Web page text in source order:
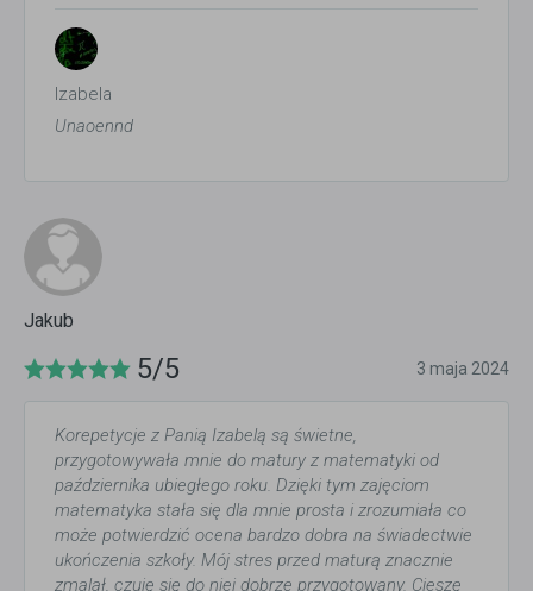
Izabela
Unaoennd
Jakub
5/5 3 maja 2024
Korepetycje z Panią Izabelą są świetne,
przygotowywała mnie do matury z matematyki od
października ubiegłego roku. Dzięki tym zajęciom
matematyka stała się dla mnie prosta i zrozumiała co
może potwierdzić ocena bardzo dobra na świadectwie
ukończenia szkoły. Mój stres przed maturą znacznie
zmalał, czuję się do niej dobrze przygotowany. Cieszę